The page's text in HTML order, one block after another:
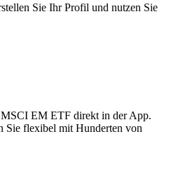
Sie Ihr Profil und nutzen Sie
MSCI EM ETF direkt in der App.
Sie flexibel mit Hunderten von